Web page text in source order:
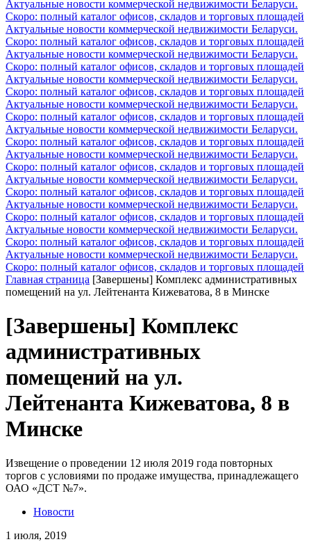
Актуальные новости коммерческой недвижимости Беларуси.
Скоро: полный каталог офисов, складов и торговых площадей
Актуальные новости коммерческой недвижимости Беларуси.
Скоро: полный каталог офисов, складов и торговых площадей
Актуальные новости коммерческой недвижимости Беларуси.
Скоро: полный каталог офисов, складов и торговых площадей
Актуальные новости коммерческой недвижимости Беларуси.
Скоро: полный каталог офисов, складов и торговых площадей
Актуальные новости коммерческой недвижимости Беларуси.
Скоро: полный каталог офисов, складов и торговых площадей
Актуальные новости коммерческой недвижимости Беларуси.
Скоро: полный каталог офисов, складов и торговых площадей
Актуальные новости коммерческой недвижимости Беларуси.
Скоро: полный каталог офисов, складов и торговых площадей
Актуальные новости коммерческой недвижимости Беларуси.
Скоро: полный каталог офисов, складов и торговых площадей
Актуальные новости коммерческой недвижимости Беларуси.
Скоро: полный каталог офисов, складов и торговых площадей
Актуальные новости коммерческой недвижимости Беларуси.
Скоро: полный каталог офисов, складов и торговых площадей
Актуальные новости коммерческой недвижимости Беларуси.
Скоро: полный каталог офисов, складов и торговых площадей
Главная страница [Завершены] Комплекс административных
помещений на ул. Лейтенанта Кижеватова, 8 в Минске
[Завершены] Комплекс
административных
помещений на ул.
Лейтенанта Кижеватова, 8 в
Минске
Извещение о проведении 12 июля 2019 года повторных
торгов с условиями по продаже имущества, принадлежащего
ОАО «ДСТ №7».
Новости
1 июля, 2019